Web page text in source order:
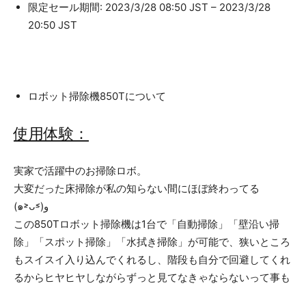
限定セール期間: 2023/3/28 08:50 JST – 2023/3/28
20:50 JST
ロボット掃除機850Tについて
使用体験：
実家で活躍中のお掃除ロボ。
大変だった床掃除が私の知らない間にほぼ終わってる
(๑˃̵ᴗ˂̵)و
この850Tロボット掃除機は1台で「自動掃除」「壁沿い掃
除」「スポット掃除」「水拭き掃除」が可能で、狭いところ
もスイスイ入り込んでくれるし、階段も自分で回避してくれ
るからヒヤヒヤしながらずっと見てなきゃならないって事も